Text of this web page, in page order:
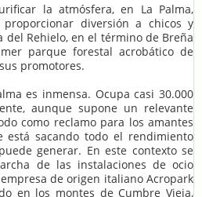
la atmósfera, en La Palma,
diversión a chicos y
del Rehielo, en el término de Breña
parque forestal acrobático de
promotores.
es inmensa. Ocupa casi 30.000
aunque supone un relevante
como reclamo para los amantes
sacando todo el rendimiento
generar. En este contexto se
de las instalaciones de ocio
de origen italiano Acropark
en los montes de Cumbre Vieja,